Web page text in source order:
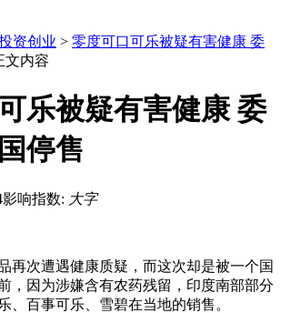
资创业 > 零度可口可乐被疑有害健康 委
文内容
乐被疑有害健康 委
停售
影响指数: 大字
次遭遇健康质疑，而这次却是被一个国
，因为涉嫌含有农药残留，印度南部部分
、百事可乐、雪碧在当地的销售。